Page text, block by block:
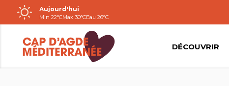
Passer
au
contenu
Aujourd'hui
Min 22°CMax 30°CEau 26°C
DÉCOUVRIR